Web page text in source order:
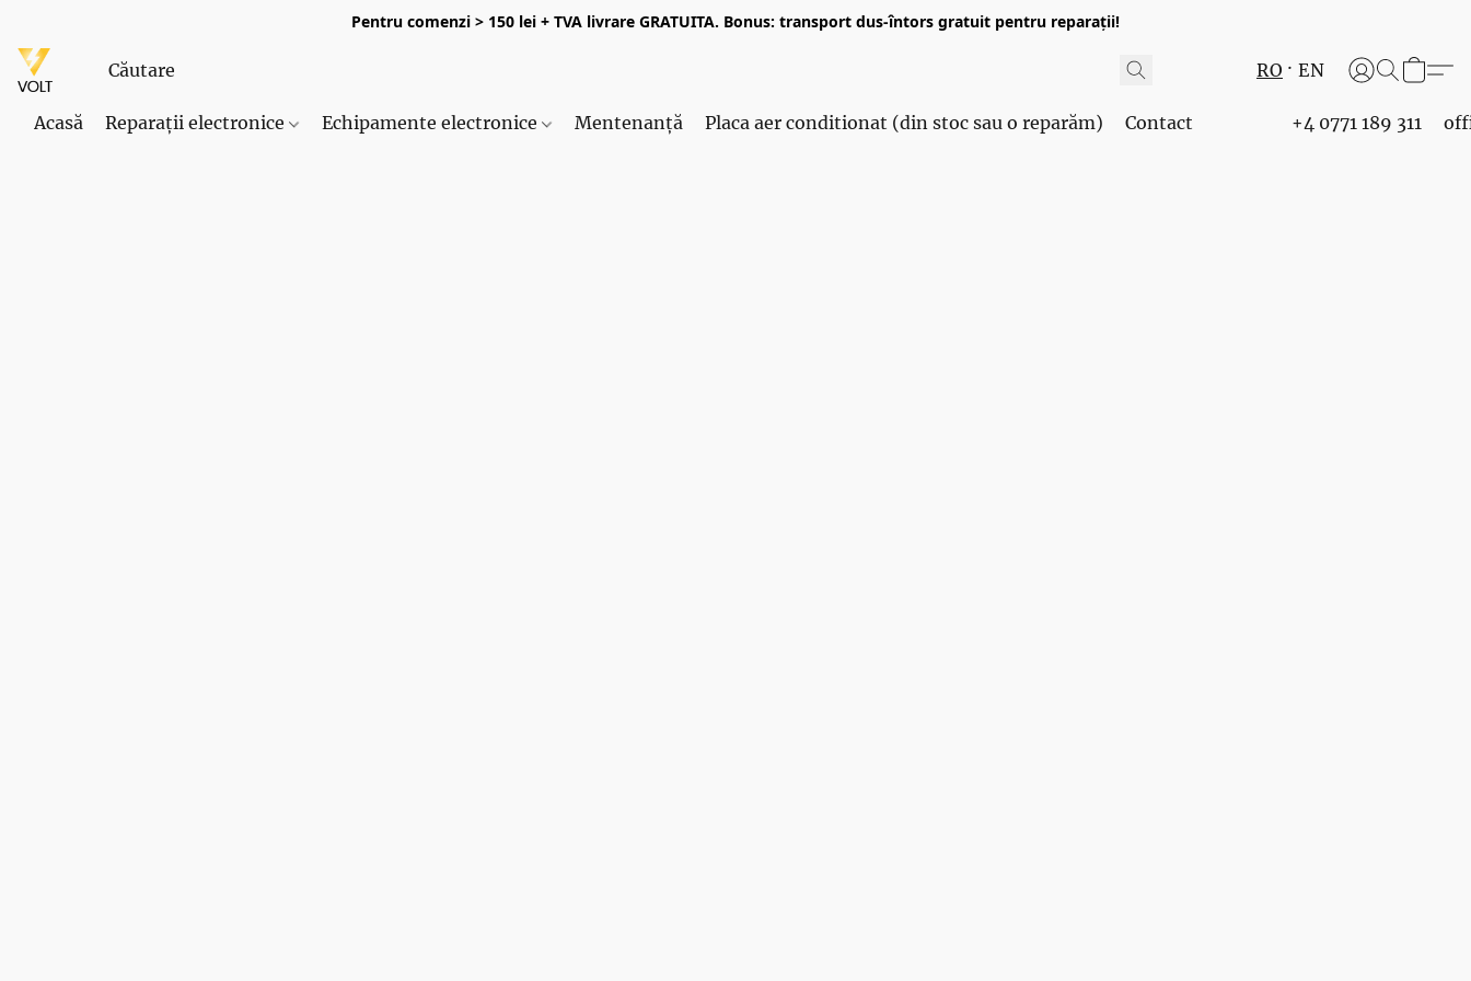
Pentru comenzi > 150 lei + TVA livrare GRATUITA. Bonus: transport dus-întors gratuit pentru reparații!
RO EN
Acasă Reparații electronice Echipamente electronice Mentenanță Placa aer conditionat (din stoc sau o reparăm) Contact +4 0771 189 311